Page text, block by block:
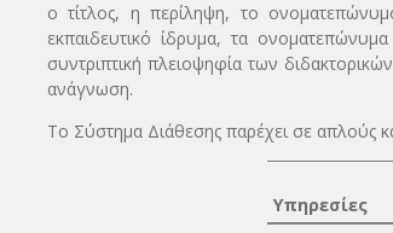
ο τίτλος, η περίληψη, το
εκπαιδευτικό ίδρυμα, τα
συντριπτική πλειοψηφία των
ανάγνωση.
Το Σύστημα Διάθεσης παρέχει σε απλούς
Υπηρεσίες